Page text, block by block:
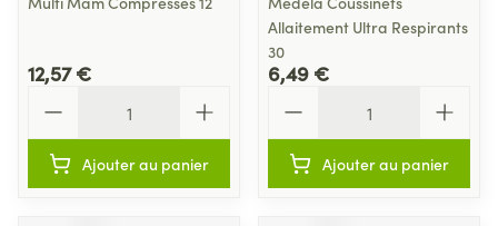
12,57 €
Ajouter au panier
Allaitement Ultra Respirants
30
6,49 €
Ajouter au panier